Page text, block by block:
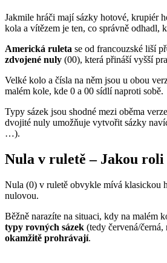
Jakmile hráči mají sázky hotové, krupiér
kola a vítězem je ten, co správně odhadl,
Americká ruleta se od francouzské liší
zdvojené nuly (00), která přináší vyšší
Velké kolo a čísla na něm jsou u obou
malém kole, kde 0 a 00 sídlí naproti sobě.
Typy sázek jsou shodné mezi oběma
dvojité nuly umožňuje vytvořit sázky
…).
Nula v ruletě – Jakou roli
Nula (0) v ruletě obvykle mívá klasickou
nulovou.
Běžně narazíte na situaci, kdy na malém
typy rovných sázek (tedy červená/
okamžitě prohrávají.